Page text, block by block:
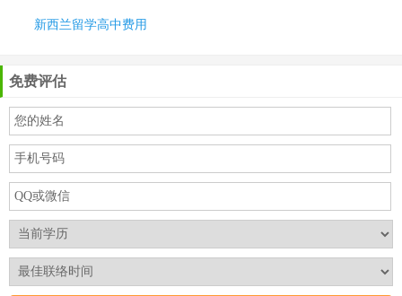
新西兰留学高中费用
免费评估